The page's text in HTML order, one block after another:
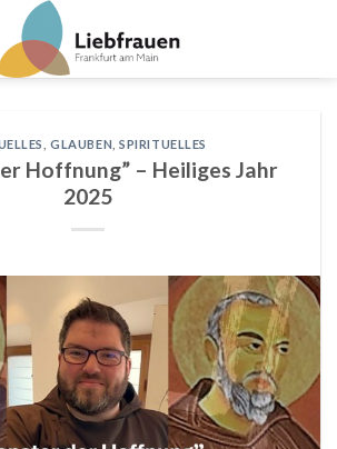
,GLAUBEN ,SPIRITUELLES
Hoffnung” – Heiliges Jahr
2025